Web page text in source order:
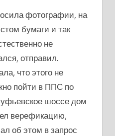
фотографии, на
бумаги и так
не
отправил.
что этого не
пойти в ППС по
шоссе дом
верефикацию,
об этом в запрос